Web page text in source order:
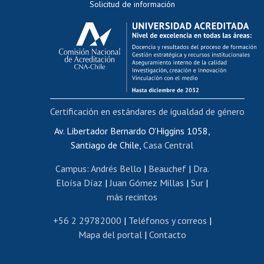
Evaluación docente
Calificación académica
Postulación al AUCAI
Funcionarias/os
Cursos internos de capacitación
Bienestar del personal
Portal de movilidad interna
Certificado de renta
Certificado de renta honorarios
Editar páginas blancas
Extranjeras/os
Revalidación y reconocimiento de títulos
Postulación al Programa de Movilidad Estudiantil
Solicitud de información
Av. Libertador Bernardo O'Higgins 1058,
Santiago de Chile, Casa Central
Campus: Andrés Bello | Beauchef| Dra.
Eloísa Díaz | Juan Gómez Millas | Sur |
más recintos
+56 2 29782000 | Teléfonos y correos |
Mapa del portal| Contacto
Certificación en estándares de igualdad de género